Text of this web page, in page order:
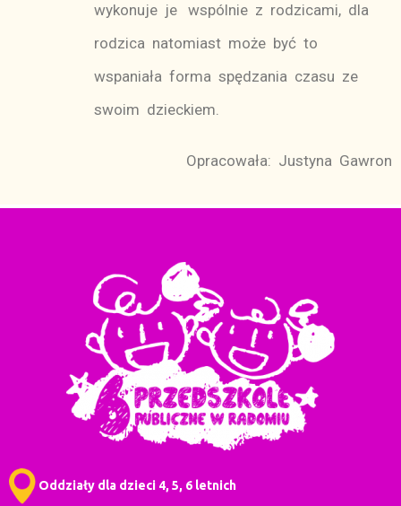
wykonuje je wspólnie z rodzicami, dla
rodzica natomiast może być to
wspaniała forma spędzania czasu ze
swoim dzieckiem.
Opracowała: Justyna Gawron
Oddziały dla dzieci 4, 5, 6 letnich